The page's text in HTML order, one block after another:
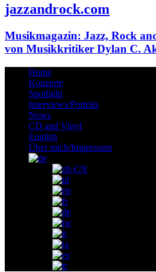
jazzandrock.com
Musikmagazin: Jazz, Rock
von Musikkritiker Dylan C.
Home
Konzerte
Spotlight
Interviews/Porträts
News
CD and Vinyl
English
Über mich/Impressum